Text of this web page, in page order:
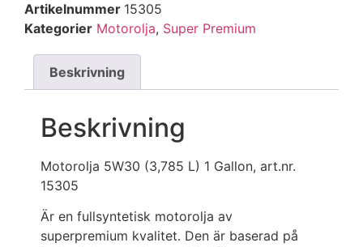
Artikelnummer 15305
Kategorier Motorolja, Super Premium
Beskrivning
Beskrivning
Motorolja 5W30 (3,785 L) 1 Gallon, art.nr.
15305
Är en fullsyntetisk motorolja av
superpremium kvalitet. Den är baserad på